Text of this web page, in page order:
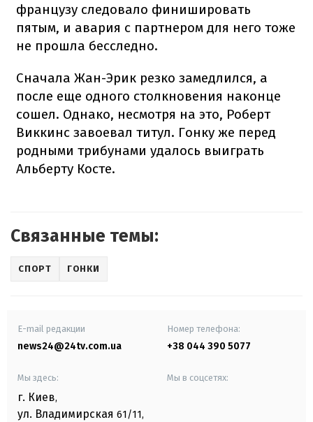
французу следовало финишировать
пятым, и авария с партнером для него тоже
не прошла бесследно.
Сначала Жан-Эрик резко замедлился, а
после еще ​​одного столкновения наконце
сошел. Однако, несмотря на это, Роберт
Виккинс завоевал титул. Гонку же перед
родными трибунами удалось выиграть
Альберту Косте.
Связанные темы:
СПОРТ ГОНКИ
E-mail редакции
news24@24tv.com.ua
Номер телефона:
+38 044 390 5077
Мы здесь:
г. Киев,
ул. Владимирская 61/11,
Мы в соцсетях: